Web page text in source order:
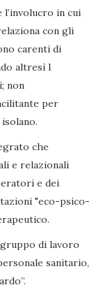
l’involucro in cui
con gli
carenti di
altresì l
non
per
che
e relazionali
e dei
"eco-psico-
di lavoro
sanitario,